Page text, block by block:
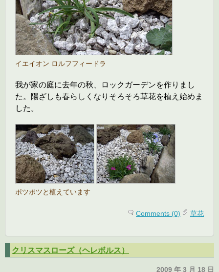
イエイオン ロルフフィードラ
我が家の庭に去年の秋、ロックガーデンを作りまし
た。陽ざしも春らしくなりそろそろ草花を植え始めま
した。
ポツポツと植えています
Comments (0) 草花
クリスマスローズ（ヘレボルス）
2009 年 3 月 18 日